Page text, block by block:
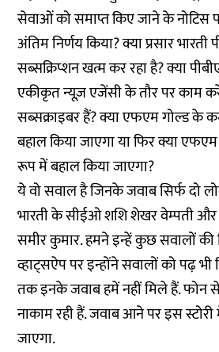
सेवाओं को समाप्त किए जाने के नोटिस
अंतिम निर्णय किया? क्या प्रसार
सब्सक्रिप्शन खत्म कर रहा है? क्या
एकीकृत न्यूज़ एजेंसी के तौर पर काम
सब्सक्राइबर हैं? क्या एफएम गोल्ड के
बहाल किया जाएगा या फिर क्या
रूप में बहाल किया जाएगा?
ये वो सवाल है जिनके जवाब सिर्फ दो
भारती के सीईओ शशि शेखर वेम्पती
समीर कुमार. हमने इन्हें कुछ सवालों
व्हाट्सऐप पर इन्होंने सवालों को पढ़
तक इनके जवाब हमें नहीं मिले हैं. फोन
नाकाम रही हैं. जवाब आने पर इस
जाएगा.